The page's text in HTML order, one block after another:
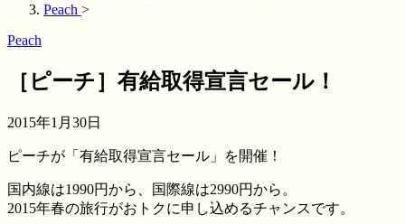
Peach >
Peach
［ピーチ］有給取得宣言セール！
2015年1月30日
ピーチが「有給取得宣言セール」を開催！
国内線は1990円から、国際線は2990円から。
2015年春の旅行がおトクに申し込めるチャンスです。